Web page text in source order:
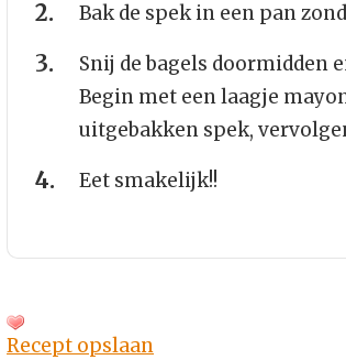
Bak de spek in een pan
Snij de bagels doormidden
Begin met een laagje
uitgebakken spek,
Eet smakelijk!!
Recept opslaan